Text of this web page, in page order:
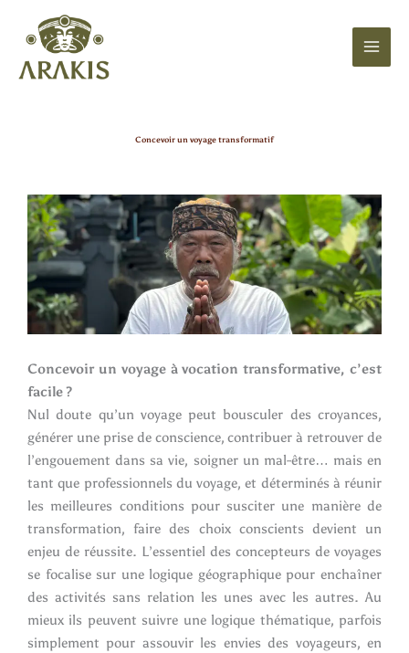
contenu
Concevoir un voyage transformatif
Concevoir un voyage à vocation transformative, c’est
facile ?
Nul doute qu’un voyage peut bousculer des croyances,
générer une prise de conscience, contribuer à retrouver de
l’engouement dans sa vie, soigner un mal-être… mais en
tant que professionnels du voyage, et déterminés à réunir
les meilleures conditions pour susciter une manière de
transformation, faire des choix conscients devient un
enjeu de réussite. L’essentiel des concepteurs de voyages
se focalise sur une logique géographique pour enchaîner
des activités sans relation les unes avec les autres. Au
mieux ils peuvent suivre une logique thématique, parfois
simplement pour assouvir les envies des voyageurs, en